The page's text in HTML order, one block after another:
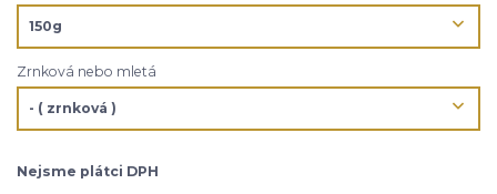
Zrnková nebo mletá
Nejsme plátci DPH